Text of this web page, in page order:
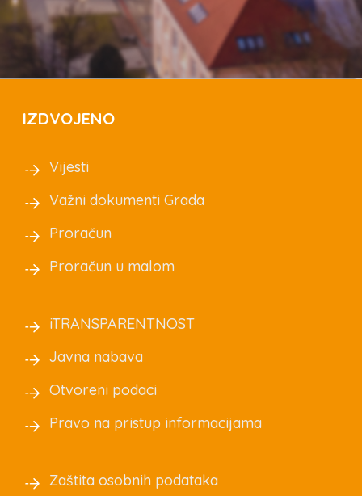
IZDVOJENO
Vijesti
Važni dokumenti Grada
Proračun
Proračun u malom
iTRANSPARENTNOST
Javna nabava
Otvoreni podaci
Pravo na pristup informacijama
Zaštita osobnih podataka